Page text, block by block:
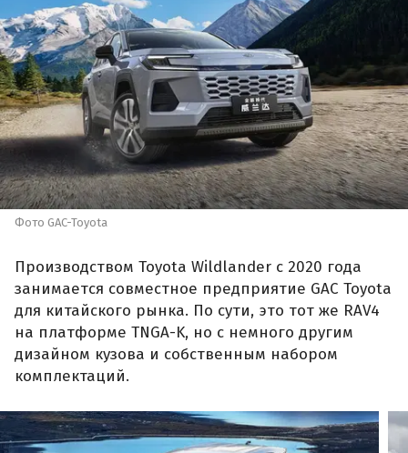
Фото GAC-Toyota
Производством Toyota Wildlander с 2020 года
занимается совместное предприятие GAC Toyota
для китайского рынка. По сути, это тот же RAV4
на платформе TNGA-K, но с немного другим
дизайном кузова и собственным набором
комплектаций.